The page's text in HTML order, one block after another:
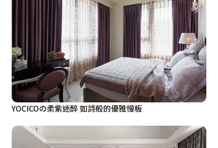
YOCICOの柔紫迷醉 如詩般的優雅慢板